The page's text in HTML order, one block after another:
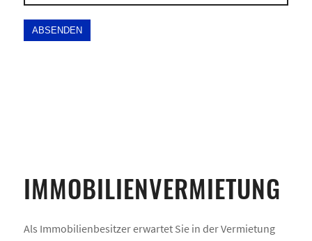
ABSENDEN
IMMOBILIENVERMIETUNG
Als Immobilienbesitzer erwartet Sie in der Vermietung